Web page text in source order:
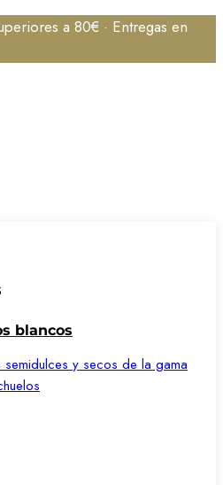
a 80€ · Entregas en
blancos
semidulces y secos de la gama